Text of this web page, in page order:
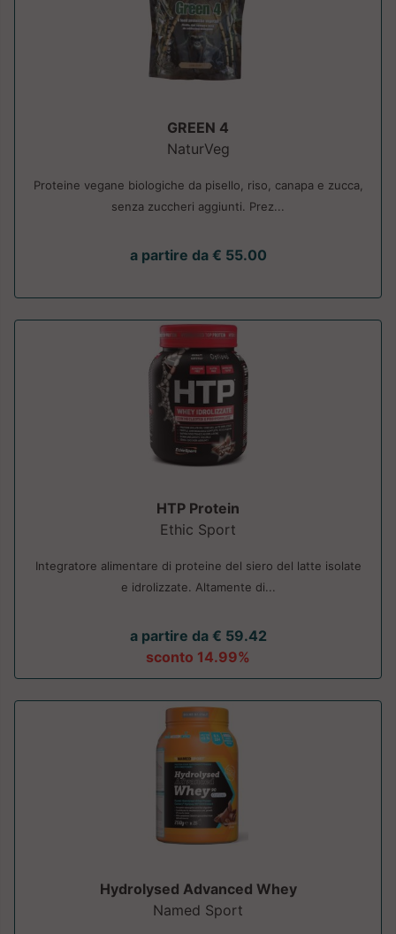
GREEN 4
NaturVeg
Proteine vegane biologiche da pisello, riso, canapa e zucca,
senza zuccheri aggiunti. Prez...
a partire da € 55.00
HTP Protein
Ethic Sport
Integratore alimentare di proteine del siero del latte isolate
e idrolizzate. Altamente di...
a partire da € 59.42
sconto 14.99%
Hydrolysed Advanced Whey
Named Sport